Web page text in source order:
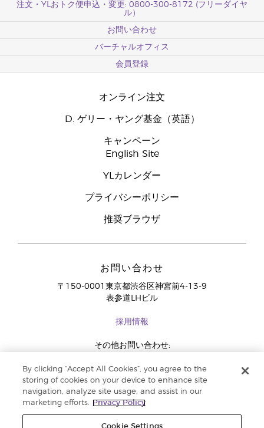
注文・YLおトク便申込・変更: 0800-300-8172 (フリーダイヤ
ル）
お問い合わせ
バーチャルオフィス
会員登録
オンライン注文
D. ゲリー・ヤング基金（英語）
キャンペーン
English Site
YLカレンダー
プライバシーポリシー
推奨ブラウザ
お問い合わせ
〒150-0001東京都渋谷区神宮前4-13-9
表参道LHビル
採用情報
その他お問い合わせ:
By clicking “Accept All Cookies”, you agree to the
storing of cookies on your device to enhance site
navigation, analyze site usage, and assist in our
marketing efforts.
Privacy Policy